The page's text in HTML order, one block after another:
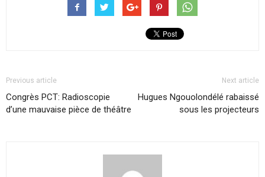
Previous article
Congrès PCT: Radioscopie
d’une mauvaise pièce de théâtre
Next article
Hugues Ngouolondélé rabaissé
sous les projecteurs